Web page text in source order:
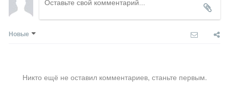
Новые
Никто ещё не оставил комментариев, станьте первым.